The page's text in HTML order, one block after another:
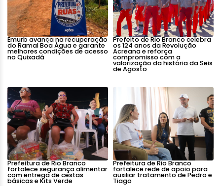
Emurb avança na recuperação
do Ramal Boa Água e garante
melhores condições de acesso
no Quixadá
Prefeito de Rio Branco celebra
os 124 anos da Revolução
Acreana e reforça
compromisso com a
valorização da história da Seis
de Agosto
Prefeitura de Rio Branco
fortalece segurança alimentar
com entrega de cestas
básicas e Kits Verde
Prefeitura de Rio Branco
fortalece rede de apoio para
auxiliar tratamento de Pedro e
Tiago